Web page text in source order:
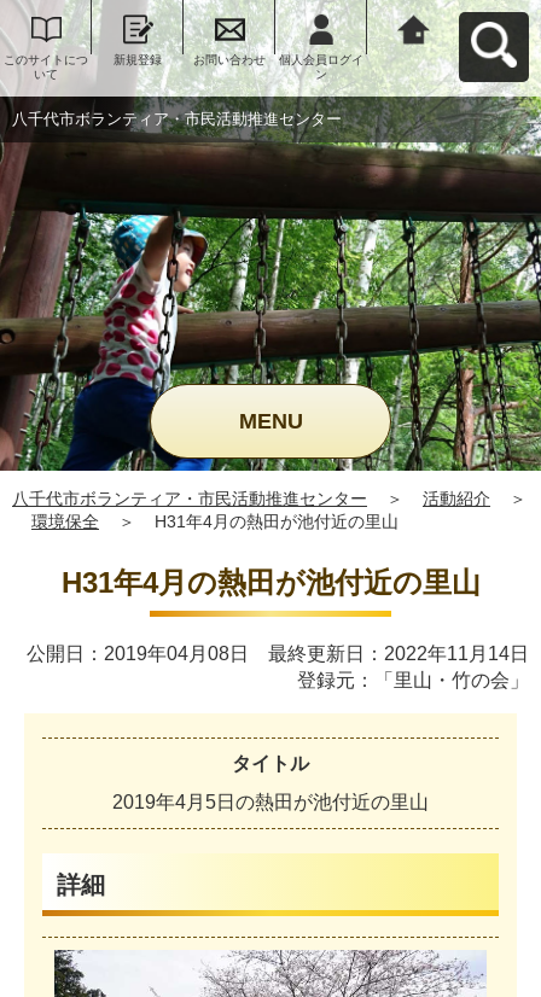
このサイトにつ
いて
新規登録 お問い合わせ
個人会員ログイ
ン
八千代市ボラン
ティア・市民活
動推進センター
へ戻る
八千代市ボランティア・市民活動推進センター
MENU
八千代市ボランティア・市民活動推進センター ＞ 活動紹介
＞
環境保全
＞ H31年4月の熱田が池付近の里山
H31年4月の熱田が池付近の里山
公開日：2019年04月08日 最終更新日：2022年11月14日
登録元：「里山・竹の会」
タイトル
2019年4月 5日 の熱田 が池付近の里山
詳細